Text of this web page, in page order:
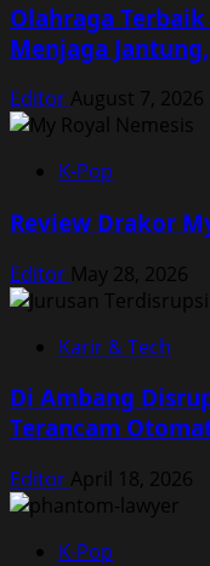
Olahraga
Menjaga
Editor August 7, 2026
K-Pop
Review Drakor
Editor May 28, 2026
Karir & Tech
Di Ambang
Terancam
Editor April 18, 2026
K-Pop